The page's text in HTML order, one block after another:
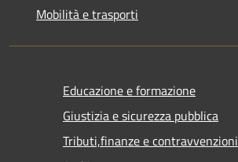
Mobilità e trasporti
Educazione e formazione
Giustizia e sicurezza pubblica
Tributi,finanze e contravvenzioni